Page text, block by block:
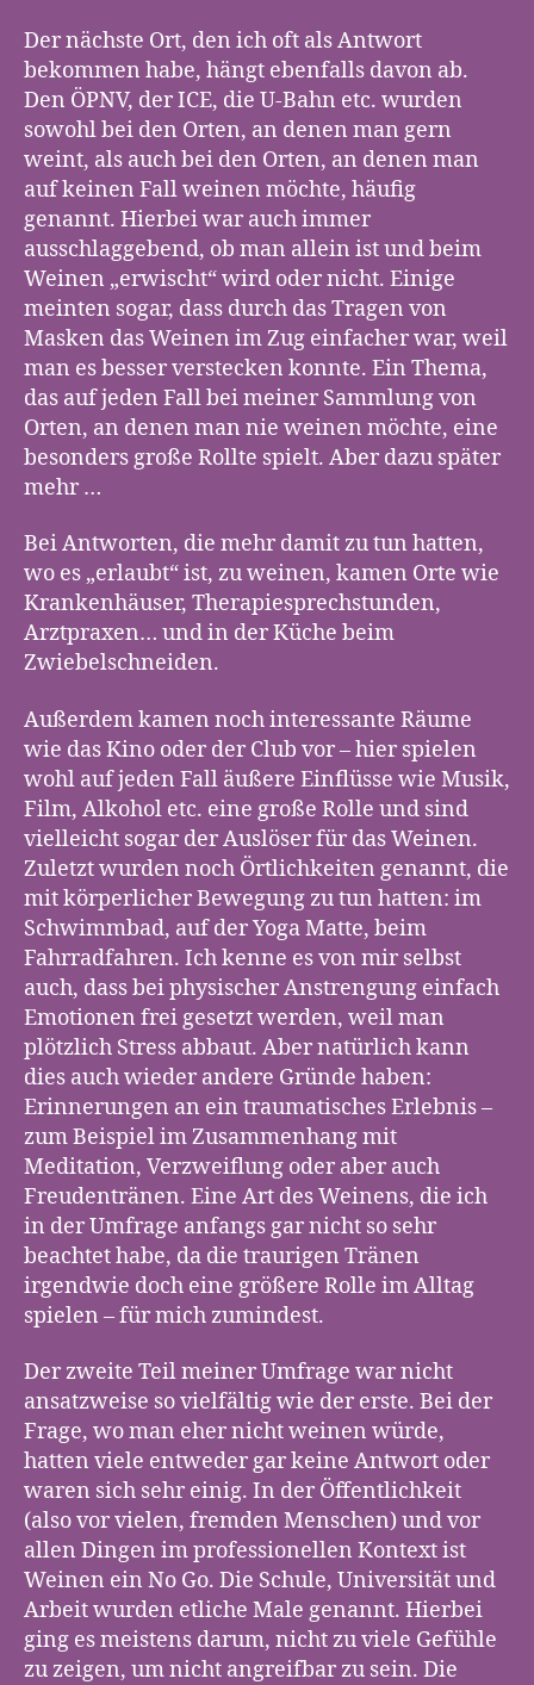
Der nächste Ort, den ich oft als Antwort
bekommen habe, hängt ebenfalls davon ab.
Den ÖPNV, der ICE, die U-Bahn etc. wurden
sowohl bei den Orten, an denen man gern
weint, als auch bei den Orten, an denen man
auf keinen Fall weinen möchte, häufig
genannt. Hierbei war auch immer
ausschlaggebend, ob man allein ist und beim
Weinen „erwischt“ wird oder nicht. Einige
meinten sogar, dass durch das Tragen von
Masken das Weinen im Zug einfacher war, weil
man es besser verstecken konnte. Ein Thema,
das auf jeden Fall bei meiner Sammlung von
Orten, an denen man nie weinen möchte, eine
besonders große Rollte spielt. Aber dazu später
mehr …
Bei Antworten, die mehr damit zu tun hatten,
wo es „erlaubt“ ist, zu weinen, kamen Orte wie
Krankenhäuser, Therapiesprechstunden,
Arztpraxen… und in der Küche beim
Zwiebelschneiden.
Außerdem kamen noch interessante Räume
wie das Kino oder der Club vor – hier spielen
wohl auf jeden Fall äußere Einflüsse wie Musik,
Film, Alkohol etc. eine große Rolle und sind
vielleicht sogar der Auslöser für das Weinen.
Zuletzt wurden noch Örtlichkeiten genannt, die
mit körperlicher Bewegung zu tun hatten: im
Schwimmbad, auf der Yoga Matte, beim
Fahrradfahren. Ich kenne es von mir selbst
auch, dass bei physischer Anstrengung einfach
Emotionen frei gesetzt werden, weil man
plötzlich Stress abbaut. Aber natürlich kann
dies auch wieder andere Gründe haben:
Erinnerungen an ein traumatisches Erlebnis –
zum Beispiel im Zusammenhang mit
Meditation, Verzweiflung oder aber auch
Freudentränen. Eine Art des Weinens, die ich
in der Umfrage anfangs gar nicht so sehr
beachtet habe, da die traurigen Tränen
irgendwie doch eine größere Rolle im Alltag
spielen – für mich zumindest.
Der zweite Teil meiner Umfrage war nicht
ansatzweise so vielfältig wie der erste. Bei der
Frage, wo man eher nicht weinen würde,
hatten viele entweder gar keine Antwort oder
waren sich sehr einig. In der Öffentlichkeit
(also vor vielen, fremden Menschen) und vor
allen Dingen im professionellen Kontext ist
Weinen ein No Go. Die Schule, Universität und
Arbeit wurden etliche Male genannt. Hierbei
ging es meistens darum, nicht zu viele Gefühle
zu zeigen, um nicht angreifbar zu sein. Die